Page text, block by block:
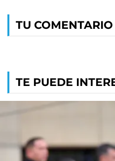
TU COMENTARIO
TE PUEDE